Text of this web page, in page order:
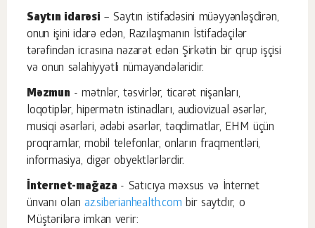
Saytın idarəsi – Saytın istifadəsini müəyyənləşdirən,
onun işini idarə edən, Razılaşmanın İstifadəçilər
tərəfindən icrasına nəzarət edən Şirkətin bir qrup işçisi
və onun səlahiyyətli nümayəndələridir.
Məzmun - mətnlər, təsvirlər, ticarət nişanları,
loqotiplər, hipermətn istinadları, audiovizual əsərlər,
musiqi əsərləri, ədəbi əsərlər, təqdimatlar, EHM üçün
proqramlar, mobil telefonlar, onların fraqmentləri,
informasiya, digər obyektlərlərdir.
İnternet-mağaza - Satıcıya məxsus və İnternet
ünvanı olan az.siberianhealth.com bir saytdır, o
Müştərilərə imkan verir: